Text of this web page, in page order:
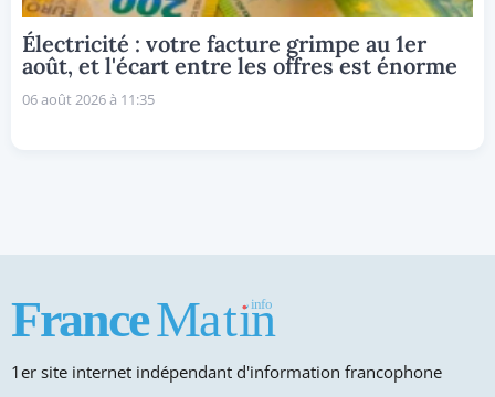
Électricité : votre facture grimpe au 1er
août, et l'écart entre les offres est énorme
06 août 2026 à 11:35
1er site internet indépendant d'information francophone